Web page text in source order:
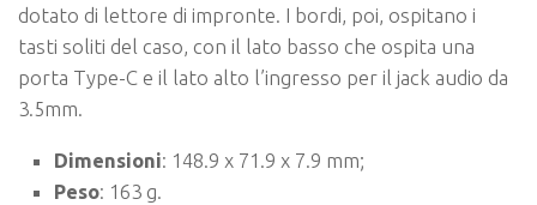
dotato di lettore di impronte. I bordi, poi, ospitano i
tasti soliti del caso, con il lato basso che ospita una
porta Type-C e il lato alto l’ingresso per il jack audio da
3.5mm.
Dimensioni: 148.9 x 71.9 x 7.9 mm;
Peso: 163 g.